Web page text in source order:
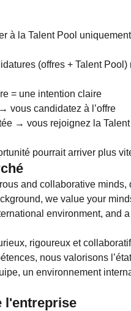
à la Talent Pool
(offres + Talent
= une intention claire
vous candidatez à l’offre
→ vous rejoignez la Talent
pourrait arriver plus
and collaborative minds,
we value your
environment, and
rigoureux et
nous valorisons
un environnement
l'entreprise